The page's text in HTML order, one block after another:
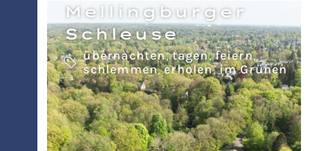
Mellingburger
Schleuse
übernachten,tagen,feiern,
schlemmen,erholen,im Grünen